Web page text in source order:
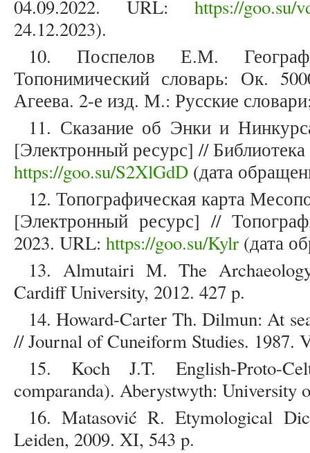
04.09.2022. URL: https://goo.su/
24.12.2023).
10. Поспелов Е.М.
Топонимический словарь: Ок.
Агеева. 2-е изд. М.: Русские
11. Сказание об Энки и
[Электронный ресурс] //
https://goo.su/S2XlGdD (дата
12. Топографическая карта
[Электронный ресурс] //
2023. URL: https://goo.su/Kylr (дата
13. Almutairi M. The
Cardiff University, 2012. 427 p.
14. Howard-Carter Th. Dilmun: At
// Journal of Cuneiform Studies. 1987.
15. Koch J.T. English-Proto-
comparanda). Aberystwyth: University
16. Matasović R. Etymological
Leiden, 2009. XI, 543 p.